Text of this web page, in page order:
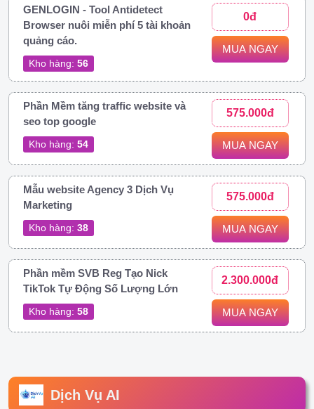
GENLOGIN - Tool Antidetect
Browser nuôi miễn phí 5 tài khoản
quảng cáo.
Kho hàng: 56
0đ
MUA NGAY
Phần Mềm tăng traffic website và
seo top google
Kho hàng: 54
575.000đ
MUA NGAY
Mẫu website Agency 3 Dịch Vụ
Marketing
Kho hàng: 38
575.000đ
MUA NGAY
Phần mềm SVB Reg Tạo Nick
TikTok Tự Động Số Lượng Lớn
Kho hàng: 58
2.300.000đ
MUA NGAY
Dịch Vụ AI